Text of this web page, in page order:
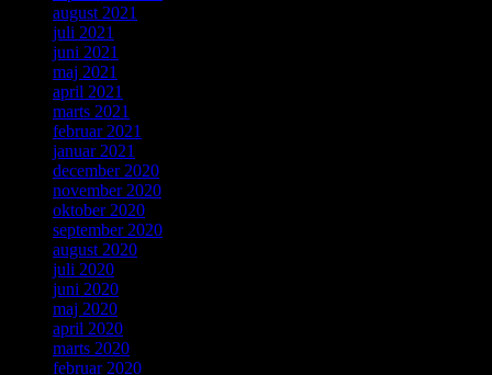
august 2021
juli 2021
juni 2021
maj 2021
april 2021
marts 2021
februar 2021
januar 2021
december 2020
november 2020
oktober 2020
september 2020
august 2020
juli 2020
juni 2020
maj 2020
april 2020
marts 2020
februar 2020